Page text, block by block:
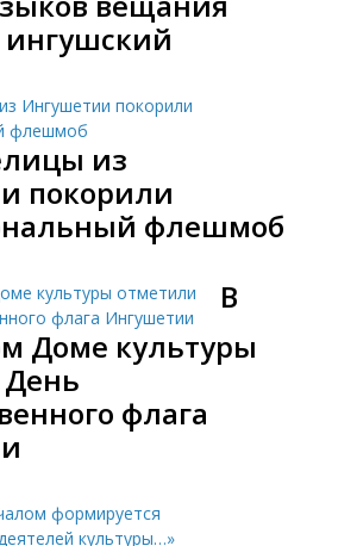
ингушский
из
покорили
флешмоб
​В
Доме культуры
флага